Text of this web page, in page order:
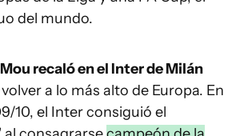
del mundo.
Mou recaló en el Inter de Milán
a lo más alto de Europa. En
10, el Inter consiguió el